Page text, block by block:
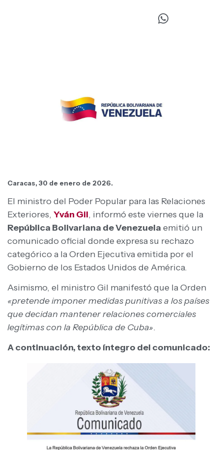
Caracas, 30 de enero de 2026.
El ministro del Poder Popular para las Relaciones
Exteriores, Yván Gil, informó este viernes que la
República Bolivariana de Venezuela emitió un
comunicado oficial donde expresa su rechazo
categórico a la Orden Ejecutiva emitida por el
Gobierno de los Estados Unidos de América.
Asimismo, el ministro Gil manifestó que la Orden
«pretende imponer medidas punitivas a los países
que decidan mantener relaciones comerciales
legítimas con la República de Cuba».
A continuación, texto íntegro del comunicado: